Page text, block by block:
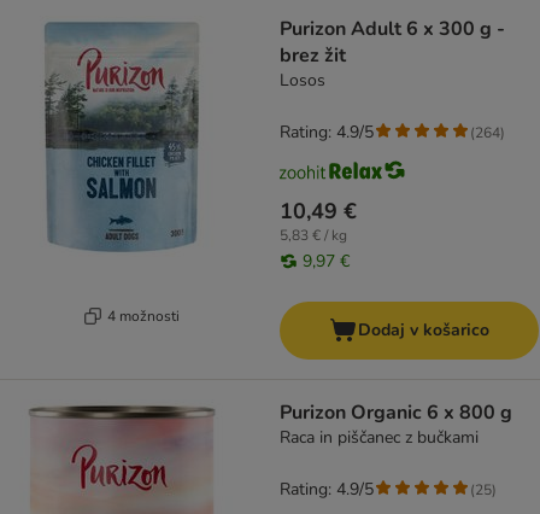
4 možnosti
Purizon Adult 6 x 300 g -
brez žit
Losos
10,49 €
5,83 € / kg
9,97 €
Rating: 4.9/5 (264)
Dodaj v košarico
Purizon Organic 6 x 800 g
Raca in piščanec z bučkami
Rating: 4.9/5 (25)